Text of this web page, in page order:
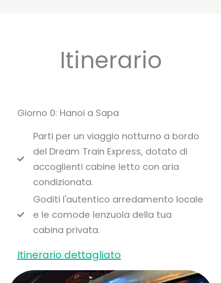
Itinerario
Giorno 0: Hanoi a Sapa
Parti per un viaggio notturno a bordo
del Dream Train Express, dotato di
accoglienti cabine letto con aria
condizionata.
Goditi l'autentico arredamento locale
e le comode lenzuola della tua
cabina privata.
Itinerario dettagliato